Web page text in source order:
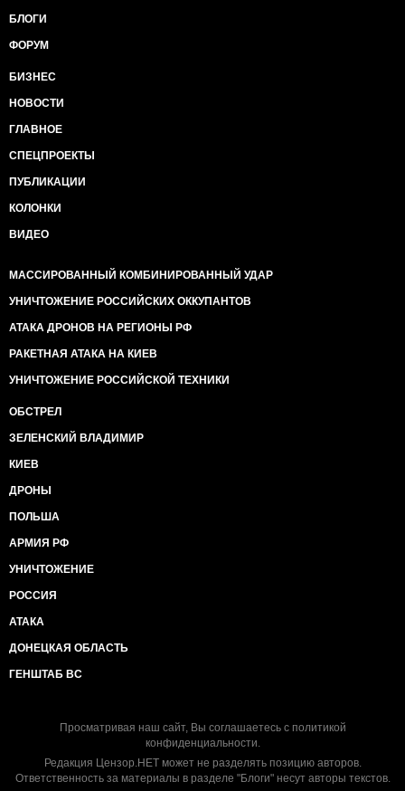
БЛОГИ
ФОРУМ
БИЗНЕС
НОВОСТИ
ГЛАВНОЕ
СПЕЦПРОЕКТЫ
ПУБЛИКАЦИИ
КОЛОНКИ
ВИДЕО
МАССИРОВАННЫЙ КОМБИНИРОВАННЫЙ УДАР
УНИЧТОЖЕНИЕ РОССИЙСКИХ ОККУПАНТОВ
АТАКА ДРОНОВ НА РЕГИОНЫ РФ
РАКЕТНАЯ АТАКА НА КИЕВ
УНИЧТОЖЕНИЕ РОССИЙСКОЙ ТЕХНИКИ
ОБСТРЕЛ
ЗЕЛЕНСКИЙ ВЛАДИМИР
КИЕВ
ДРОНЫ
ПОЛЬША
АРМИЯ РФ
УНИЧТОЖЕНИЕ
РОССИЯ
АТАКА
ДОНЕЦКАЯ ОБЛАСТЬ
ГЕНШТАБ ВС
Просматривая наш сайт, Вы соглашаетесь с политикой
конфиденциальности.
Редакция Цензор.НЕТ может не разделять позицию авторов.
Ответственность за материалы в разделе "Блоги" несут авторы текстов.